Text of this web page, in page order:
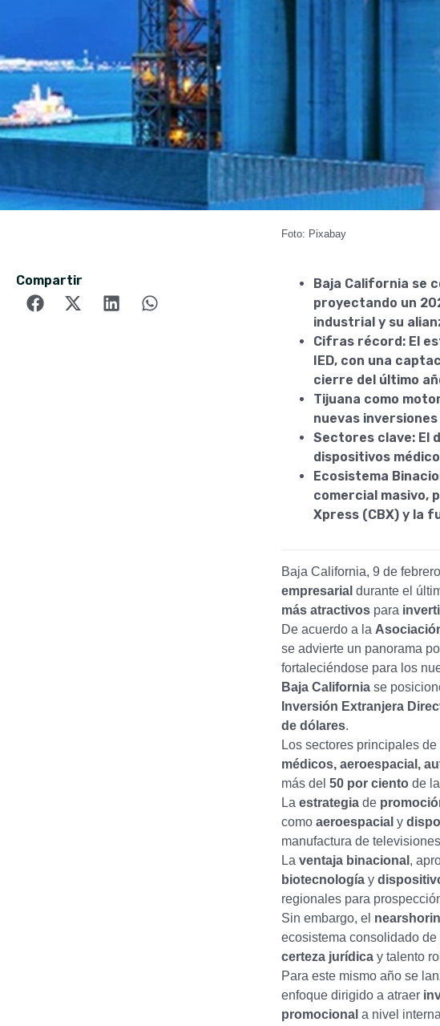
Foto: Pixabay
Compartir
Baja California se
proyectando un
industrial y su
Cifras récord: El
IED, con una
cierre del último
Tijuana como
nuevas
Sectores clave: El
dispositivos
Ecosistema
comercial masivo,
Xpress (CBX) y la
Baja California, 9 de
empresarial durante el
más atractivos para
De acuerdo a la
se advierte un panorama
fortaleciéndose para los
Baja California se
Inversión Extranjera
de dólares.
Los sectores principales
médicos, aeroespacial,
más del 50 por ciento de
La estrategia de
como aeroespacial y
manufactura de
La ventaja binacional ,
biotecnología y
regionales para
Sin embargo, el
ecosistema consolidado de
certeza jurídica y talento
Para este mismo año se
enfoque dirigido a atraer
promocional a nivel